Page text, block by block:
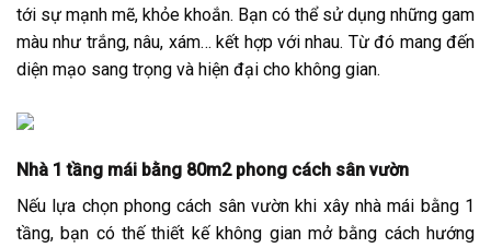
tới sự mạnh mẽ, khỏe khoắn. Bạn có thể sử dụng những gam
màu như trắng, nâu, xám… kết hợp với nhau. Từ đó mang đến
diện mạo sang trọng và hiện đại cho không gian.
Nhà 1 tầng mái bằng 80m2 phong cách sân vườn
Nếu lựa chọn phong cách sân vườn khi xây nhà mái bằng 1
tầng, bạn có thế thiết kế không gian mở bằng cách hướng